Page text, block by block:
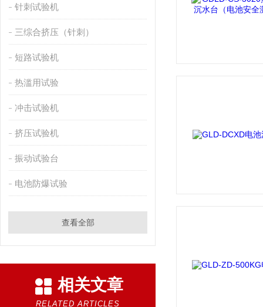
针刺试验机
三综合挤压（针刺）
短路试验机
热滥用试验
冲击试验机
挤压试验机
振动试验台
电池防爆试验
查看全部
相关文章
RELATED ARTICLES